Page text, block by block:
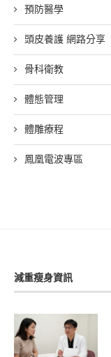
預防醫學
頭皮養護 網路分享
骨科衛教
體態管理
體雕療程
鳳凰電波專區
減重瘦身資訊